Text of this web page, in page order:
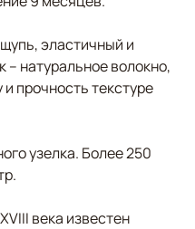
эластичный и
натуральное волокно,
прочность текстуре
узелка. Более 250
века известен